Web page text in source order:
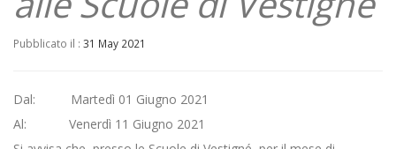
Pubblicato il : 31 May 2021
Dal: Martedì 01 Giugno 2021
Al: Venerdì 11 Giugno 2021